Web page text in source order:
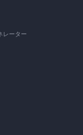
レーター